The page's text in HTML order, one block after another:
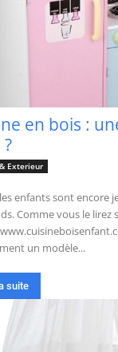
en bois :
Exterieur
enfants sont encore
Comme vous le lirez
un modèle...
suite